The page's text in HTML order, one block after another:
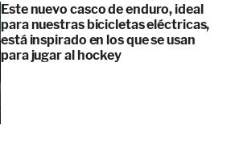
Este nuevo casco de enduro, ideal
para nuestras bicicletas eléctricas,
está inspirado en los que se usan
para jugar al hockey